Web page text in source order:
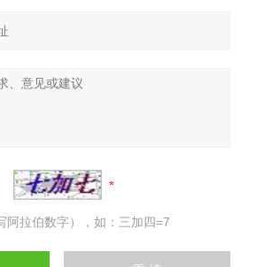
阿拉伯数字），如：三加四=7